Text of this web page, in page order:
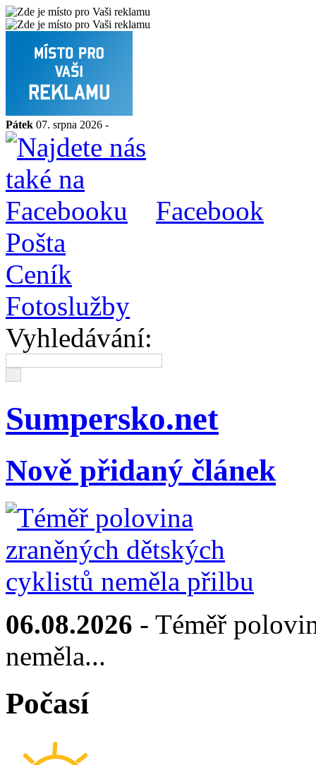
Pátek 07. srpna 2026 -
Facebook
Pošta
Ceník
Fotoslužby
Vyhledávání:
Sumpersko.net
Nově přidaný článek
06.08.2026 - Téměř
neměla...
Počasí